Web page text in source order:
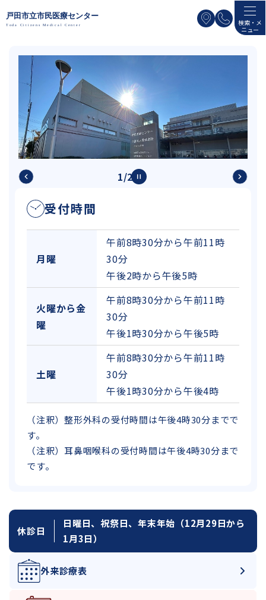
ー
検索・メ
ニュー
1/2
受付時間
月曜
午前8時30分から午前11時
30分
午後2時から午後5時
火曜から金
曜
午前8時30分から午前11時
30分
午後1時30分から午後5時
土曜
午前8時30分から午前11時
30分
午後1時30分から午後4時
（注釈）整形外科の受付時間は午後4時30分までで
す。
（注釈）耳鼻咽喉科の受付時間は午後4時30分まで
です。
休診日
日曜日、祝祭日、年末年始（12月29日から
1月3日）
外来診療表